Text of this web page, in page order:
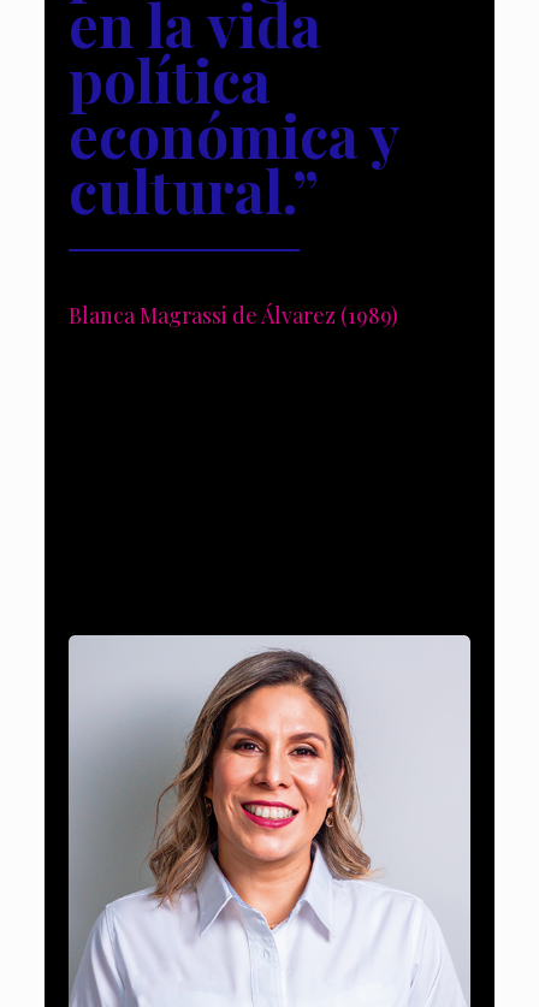
en la vida
política
económica y
cultural.”
Blanca Magrassi de Álvarez (1989)